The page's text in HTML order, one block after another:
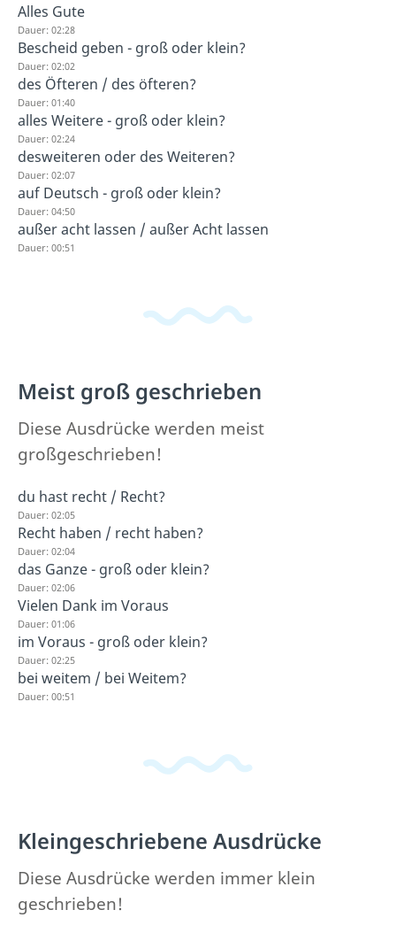
Alles Gute
Dauer: 02:28
Bescheid geben - groß oder klein?
Dauer: 02:02
des Öfteren / des öfteren?
Dauer: 01:40
alles Weitere - groß oder klein?
Dauer: 02:24
desweiteren oder des Weiteren?
Dauer: 02:07
auf Deutsch - groß oder klein?
Dauer: 04:50
außer acht lassen / außer Acht lassen
Dauer: 00:51
Meist groß geschrieben
Diese Ausdrücke werden meist
großgeschrieben!
du hast recht / Recht?
Dauer: 02:05
Recht haben / recht haben?
Dauer: 02:04
das Ganze - groß oder klein?
Dauer: 02:06
Vielen Dank im Voraus
Dauer: 01:06
im Voraus - groß oder klein?
Dauer: 02:25
bei weitem / bei Weitem?
Dauer: 00:51
Kleingeschriebene Ausdrücke
Diese Ausdrücke werden immer klein
geschrieben!